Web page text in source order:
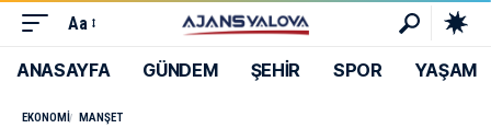
Aa
ANASAYFA GÜNDEM ŞEHİR SPOR YAŞAM
EKONOMI MANŞET